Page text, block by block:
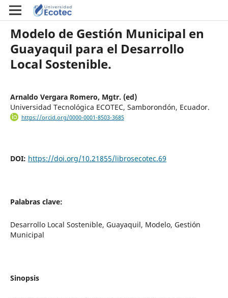
Modelo de Gestión Municipal en
Guayaquil para el Desarrollo
Local Sostenible.
Arnaldo Vergara Romero, Mgtr. (ed)
Universidad Tecnológica ECOTEC, Samborondón, Ecuador.
https://orcid.org/0000-0001-8503-3685
DOI: https://doi.org/10.21855/librosecotec.69
Palabras clave:
Desarrollo Local Sostenible, Guayaquil, Modelo, Gestión
Municipal
Sinopsis